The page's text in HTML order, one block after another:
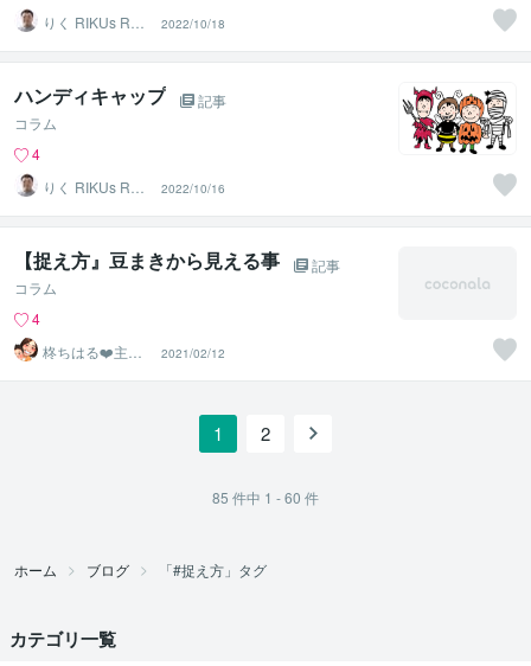
りく RIKUs ROO
M
2022/10/18
ハンディキャップ
記事
コラム
4
りく RIKUs ROO
M
2022/10/16
【捉え方』豆まきから見える事
記事
コラム
4
柊ちはる❤️主婦
のお悩み相談Ro
om❤️
2021/02/12
1 2
85 件中 1 - 60 件
ホーム ブログ 「#捉え方」タグ
カテゴリ一覧